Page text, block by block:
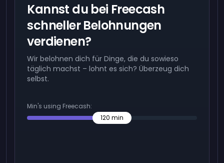
Kannst du bei Freecash
schneller Belohnungen
verdienen?
Wir belohnen dich für Dinge, die du sowieso
täglich machst – lohnt es sich? Überzeug dich
selbst.
Min's using Freecash:
120 min